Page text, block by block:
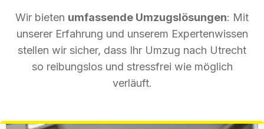
Wir bieten umfassende Umzugslösungen: Mit
unserer Erfahrung und unserem Expertenwissen
stellen wir sicher, dass Ihr Umzug nach Utrecht
so reibungslos und stressfrei wie möglich
verläuft.